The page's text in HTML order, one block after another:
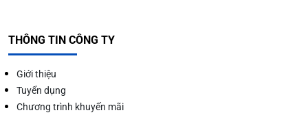
THÔNG TIN CÔNG TY
Giới thiệu
Tuyển dụng
Chương trình khuyến mãi